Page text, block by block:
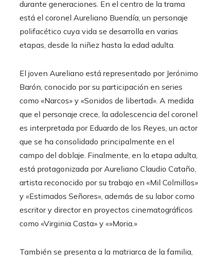
durante generaciones. En el centro de la trama
está el coronel Aureliano Buendía, un personaje
polifacético cuya vida se desarrolla en varias
etapas, desde la niñez hasta la edad adulta.
El joven Aureliano está representado por Jerónimo
Barón, conocido por su participación en series
como «Narcos» y «Sonidos de libertad». A medida
que el personaje crece, la adolescencia del coronel
es interpretada por Eduardo de los Reyes, un actor
que se ha consolidado principalmente en el
campo del doblaje. Finalmente, en la etapa adulta,
está protagonizada por Aureliano Claudio Cataño,
artista reconocido por su trabajo en «Mil Colmillos»
y «Estimados Señores», además de su labor como
escritor y director en proyectos cinematográficos
como «Virginia Casta» y «»Moria.»
También se presenta a la matriarca de la familia,